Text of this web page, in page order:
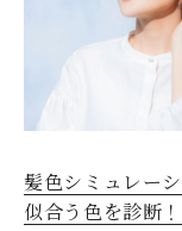
髪色シミュレー
似合う色を診断！